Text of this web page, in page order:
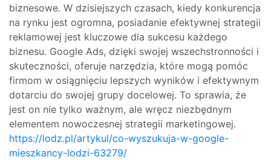
biznesowe. W dzisiejszych czasach, kiedy konkurencja
na rynku jest ogromna, posiadanie efektywnej strategii
reklamowej jest kluczowe dla sukcesu każdego
biznesu. Google Ads, dzięki swojej wszechstronności i
skuteczności, oferuje narzędzia, które mogą pomóc
firmom w osiągnięciu lepszych wyników i efektywnym
dotarciu do swojej grupy docelowej. To sprawia, że
jest on nie tylko ważnym, ale wręcz niezbędnym
elementem nowoczesnej strategii marketingowej.
https://lodz.pl/artykul/co-wyszukuja-w-google-
mieszkancy-lodzi-63279/